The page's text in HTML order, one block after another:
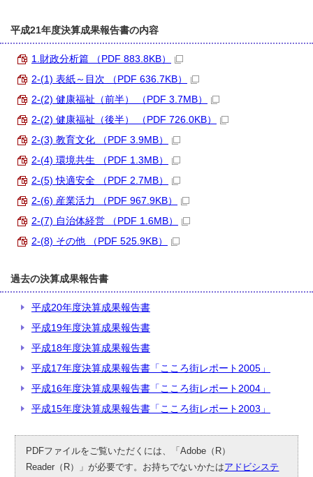
平成21年度決算成果報告書の内容
1.財政分析篇 （PDF 883.8KB）
2-(1) 表紙～目次 （PDF 636.7KB）
2-(2) 健康福祉（前半） （PDF 3.7MB）
2-(2) 健康福祉（後半） （PDF 726.0KB）
2-(3) 教育文化 （PDF 3.9MB）
2-(4) 環境共生 （PDF 1.3MB）
2-(5) 快適安全 （PDF 2.7MB）
2-(6) 産業活力 （PDF 967.9KB）
2-(7) 自治体経営 （PDF 1.6MB）
2-(8) その他 （PDF 525.9KB）
過去の決算成果報告書
平成20年度決算成果報告書
平成19年度決算成果報告書
平成18年度決算成果報告書
平成17年度決算成果報告書「こころ街レポート2005」
平成16年度決算成果報告書「こころ街レポート2004」
平成15年度決算成果報告書「こころ街レポート2003」
PDFファイルをご覧いただくには、「Adobe（R）
Reader（R）」が必要です。お持ちでないかたはアドビシステ